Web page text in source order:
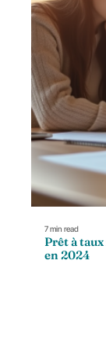
7 min read
Prêt à
en 2024